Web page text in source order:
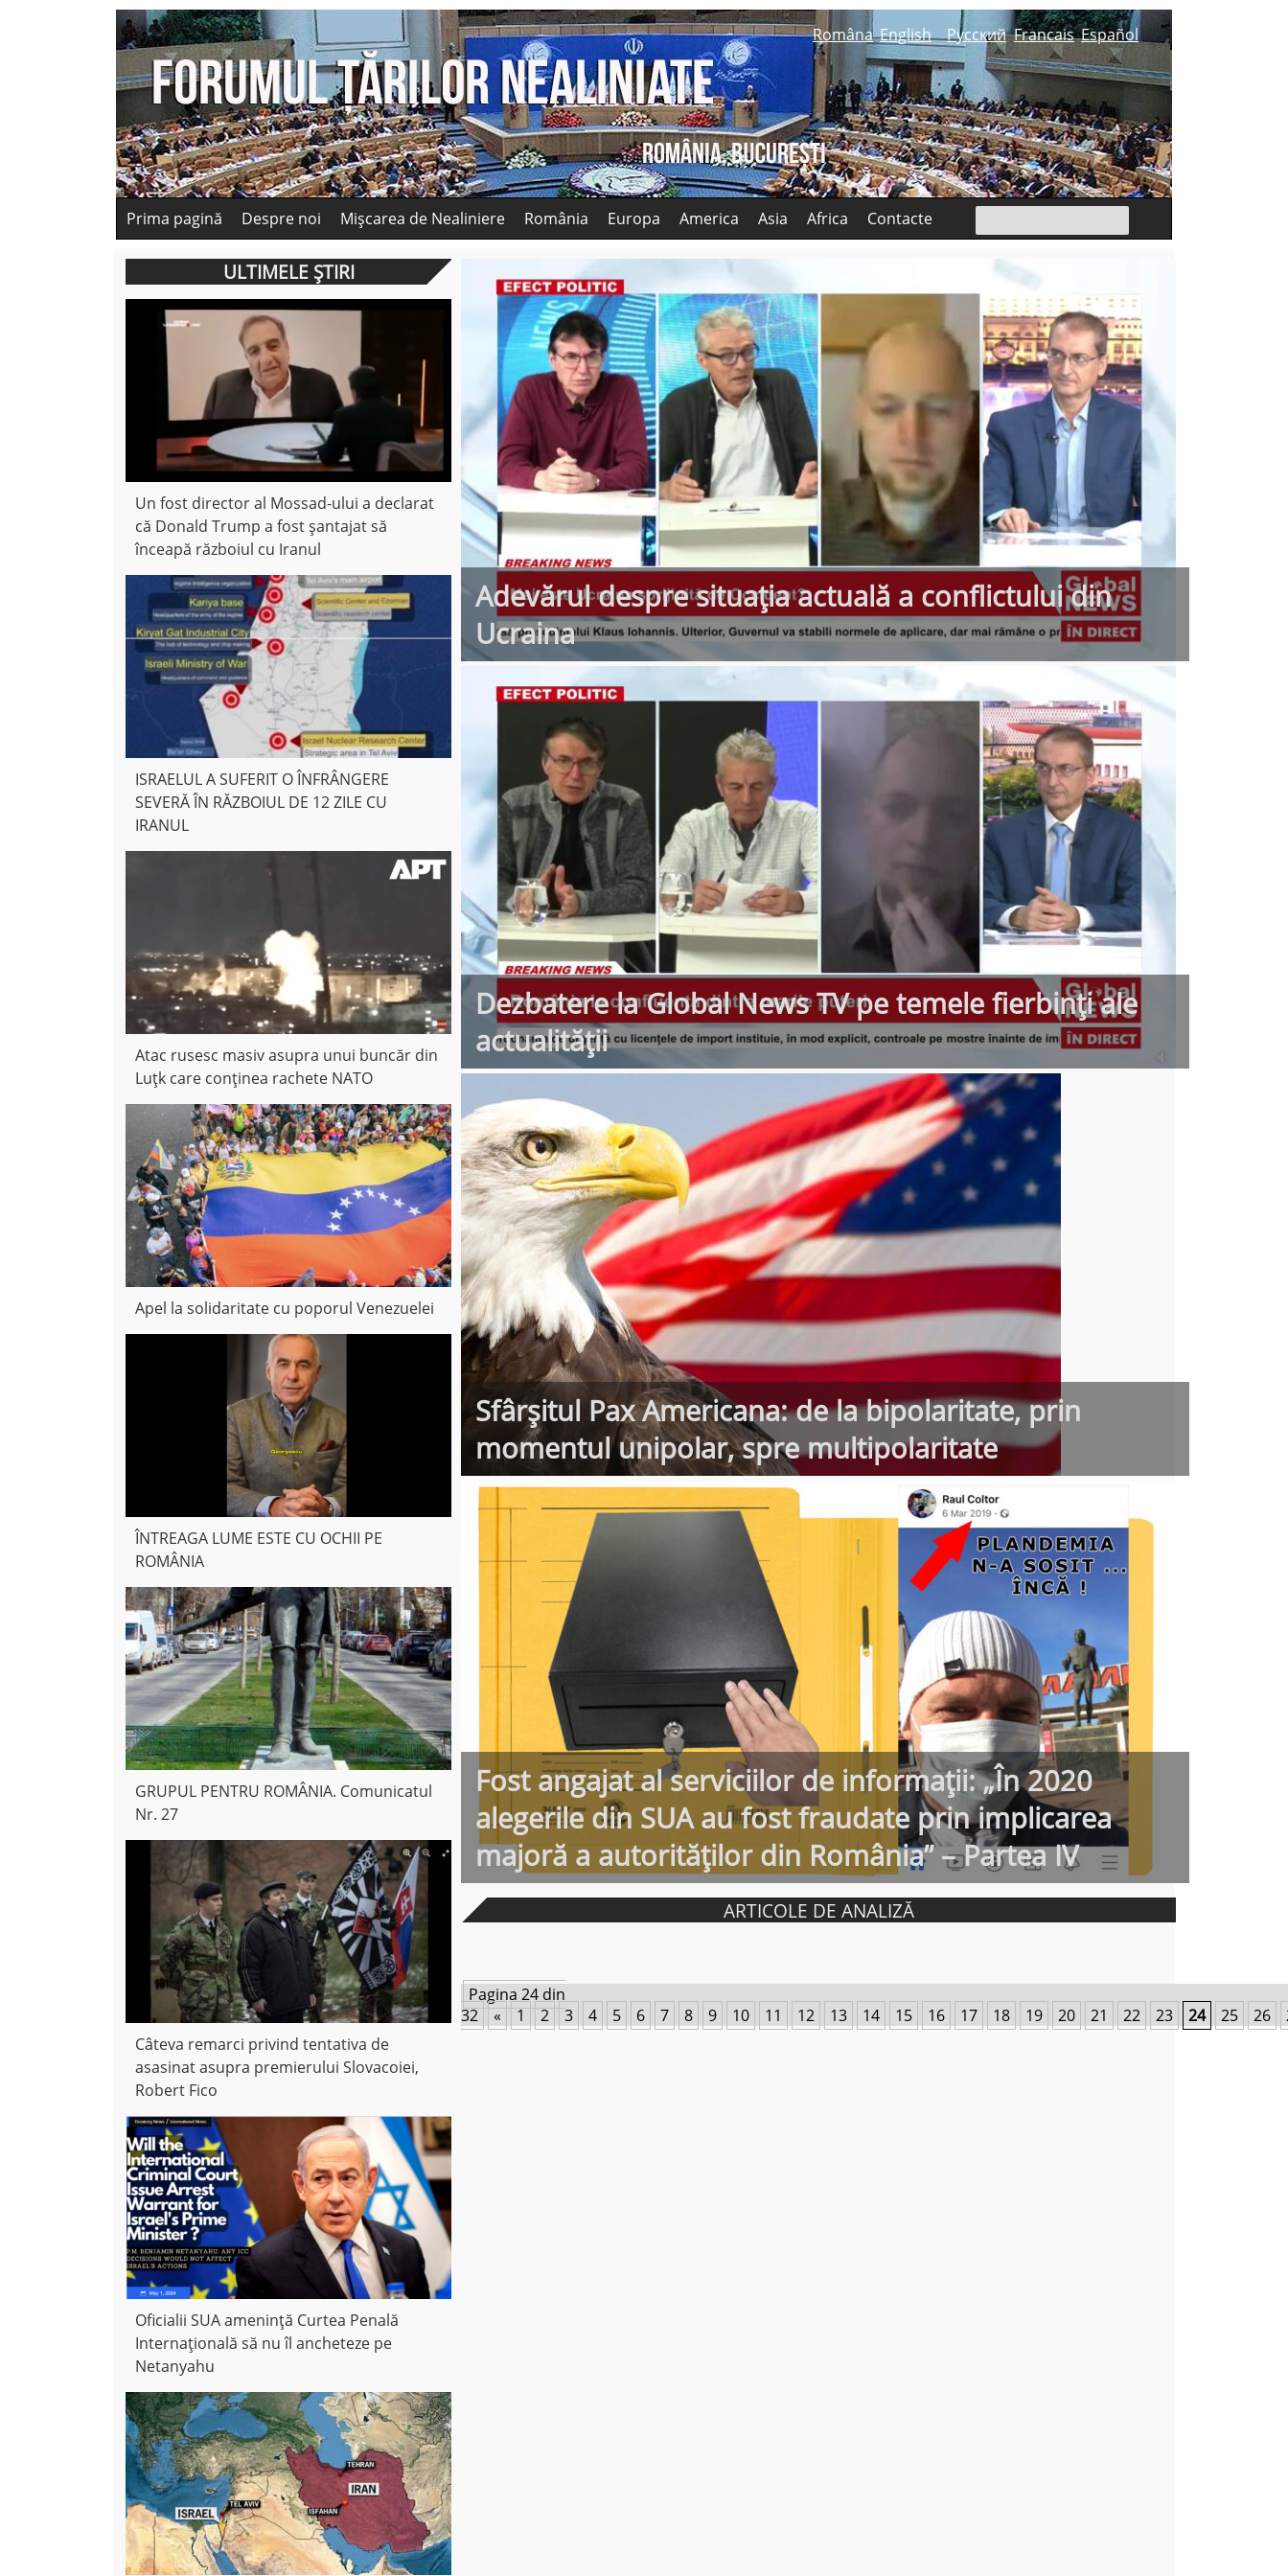
Româna English Русский Francais Español
Prima pagină Despre noi Mișcarea de Nealiniere România Europa America Asia Africa Contacte
ULTIMELE ȘTIRI
Un fost director al Mossad-ului a declarat
că Donald Trump a fost șantajat să
înceapă războiul cu Iranul
ISRAELUL A SUFERIT O ÎNFRÂNGERE
SEVERĂ ÎN RĂZBOIUL DE 12 ZILE CU
IRANUL
Atac rusesc masiv asupra unui buncăr din
Luțk care conținea rachete NATO
Apel la solidaritate cu poporul Venezuelei
ÎNTREAGA LUME ESTE CU OCHII PE
ROMÂNIA
GRUPUL PENTRU ROMÂNIA. Comunicatul
Nr. 27
Câteva remarci privind tentativa de
asasinat asupra premierului Slovacoiei,
Robert Fico
Oficialii SUA amenință Curtea Penală
Internațională să nu îl ancheteze pe
Netanyahu
Adevărul despre situația actuală a conflictului din
Ucraina
Dezbatere la Global News TV pe temele fierbinți ale
actualității
Sfârșitul Pax Americana: de la bipolaritate, prin
momentul unipolar, spre multipolaritate
Fost angajat al serviciilor de informații: „În 2020
alegerile din SUA au fost fraudate prin implicarea
majoră a autorităților din România” – Partea IV
ARTICOLE DE ANALIZĂ
Pagina 24 din
32
« 1 2 3 4 5 6 7 8 9 10 11 12 13 14 15 16 17 18 19 20 21 22 23 24 25 26